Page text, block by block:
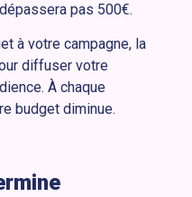
pas 500€.
à votre campagne, la
diffuser votre
À chaque
budget diminue.